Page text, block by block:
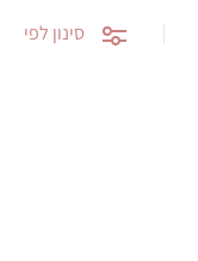
סינון לפי